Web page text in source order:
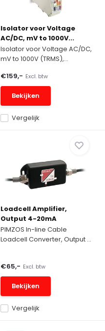
Isolator voor Voltage
AC/DC, mV to 1000V...
Isolator voor Voltage AC/DC,
mV to 1000V (TRMS),...
Vergelijk
€159,- Excl. btw
Bekijken
Loadcell Amplifier,
Output 4-20mA
PIMZOS In-line Cable
Loadcell Converter, Output ...
Vergelijk
€65,- Excl. btw
Bekijken